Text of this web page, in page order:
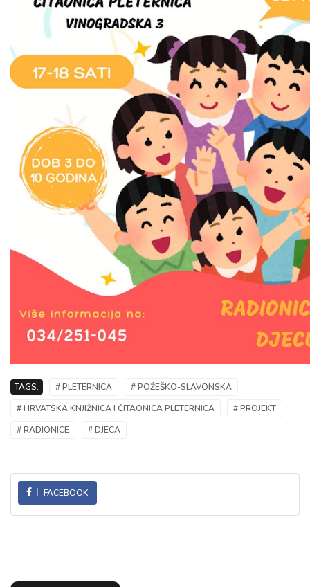
TAGS: # PLETERNICA
# POŽEŠKO-SLAVONSKA
# HRVATSKA KNJIŽNICA I ČITAONICA PLETERNICA
# PROJEKT
# RADIONICE
# DJECA
FACEBOOK